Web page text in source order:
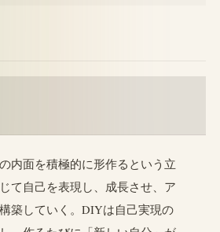
内面を積極的に形作るという立
て自己を表現し、成長させ、ア
築していく。DIYは自己実現の